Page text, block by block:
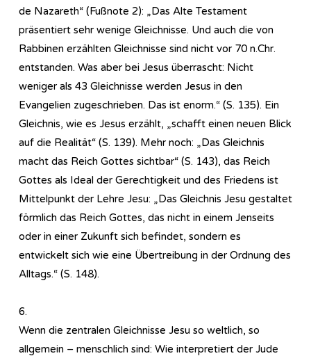
de Nazareth“ (Fußnote 2): „Das Alte Testament
präsentiert sehr wenige Gleichnisse. Und auch die von
Rabbinen erzählten Gleichnisse sind nicht vor 70 n.Chr.
entstanden. Was aber bei Jesus überrascht: Nicht
weniger als 43 Gleichnisse werden Jesus in den
Evangelien zugeschrieben. Das ist enorm.“ (S. 135). Ein
Gleichnis, wie es Jesus erzählt, „schafft einen neuen Blick
auf die Realität“ (S. 139). Mehr noch: „Das Gleichnis
macht das Reich Gottes sichtbar“ (S. 143), das Reich
Gottes als Ideal der Gerechtigkeit und des Friedens ist
Mittelpunkt der Lehre Jesu: „Das Gleichnis Jesu gestaltet
förmlich das Reich Gottes, das nicht in einem Jenseits
oder in einer Zukunft sich befindet, sondern es
entwickelt sich wie eine Übertreibung in der Ordnung des
Alltags.“ (S. 148).
6.
Wenn die zentralen Gleichnisse Jesu so weltlich, so
allgemein – menschlich sind: Wie interpretiert der Jude